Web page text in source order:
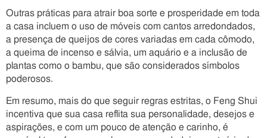
Outras práticas para atrair boa sorte e prosperidade em toda
a casa incluem o uso de móveis com cantos arredondados,
a presença de queijos de cores variadas em cada cômodo,
a queima de incenso e sálvia, um aquário e a inclusão de
plantas como o bambu, que são considerados símbolos
poderosos.
Em resumo, mais do que seguir regras estritas, o Feng Shui
incentiva que sua casa reflita sua personalidade, desejos e
aspirações, e com um pouco de atenção e carinho, é